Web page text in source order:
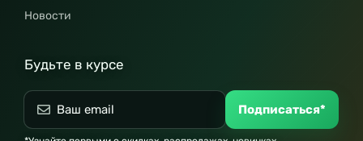
Новости
Будьте в курсе
Подписаться*